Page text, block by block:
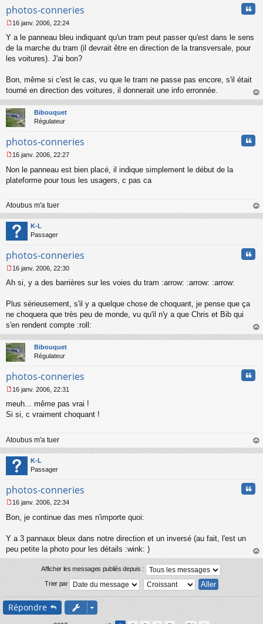
l
u
photos-conneries
e
s
s
e
n
o
n
l
u
16 janv. 2006, 22:24
Y a le panneau bleu indiquant qu'un tram peut passer qu'est dans le sens
de la marche du tram (il devrait être en direction de la transversale, pour
les voitures). J'ai bon?
Bon, même si c'est le cas, vu que le tram ne passe pas encore, s'il était
tourné en direction des voitures, il donnerait une info erronnée.
au
Bibouquet
Régulateur
photos-conneries
e
s
g
e
n
o
n
u
16 janv. 2006, 22:27
Non le panneau est bien placé, il indique simplement le début de la
plateforme pour tous les usagers, c pas ca
Atoubus m'a tuer
au
K-L
Passager
photos-conneries
e
s
g
e
n
o
n
l
u
16 janv. 2006, 22:30
Ah si, y a des barrières sur les voies du tram :arrow: :arrow: :arrow:
Plus sérieusement, s'il y a quelque chose de choquant, je pense que ça
ne choquera que très peu de monde, vu qu'il n'y a que Chris et Bib qui
s'en rendent compte :roll:
au
Bibouquet
Régulateur
photos-conneries
e
s
g
e
n
o
n
u
16 janv. 2006, 22:31
meuh... même pas vrai !
Si si, c vraiment choquant !
Atoubus m'a tuer
au
K-L
Passager
photos-conneries
e
g
l
u
16 janv. 2006, 22:34
Bon, je continue das mes n'importe quoi:
Y a 3 pannaux bleux dans notre direction et un inversé (au fait, l'est un
peu petite la photo pour les détails :wink: )
au
Afficher les messages publiés depuis :
Trier par
Répondre